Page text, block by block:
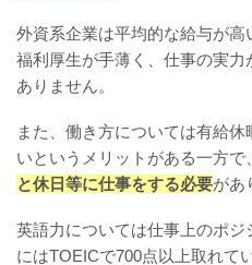
外資系企業は平均的な給与が高
福利厚生が手薄く、仕事の実力
ありません。
また、働き方については有給
いというメリットがある一方で、
と休日等に仕事をする必要があ
英語力については仕事上のポ
にはTOEICで700点以上取れて